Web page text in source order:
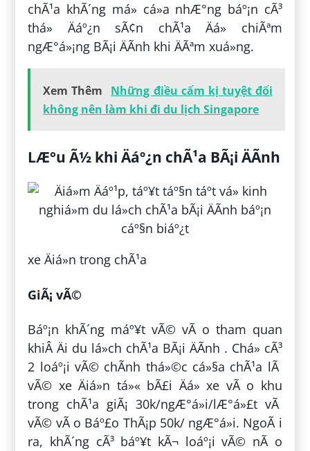
chÃ¹a khÃ´ng má» cá»­a nhÆ°ng báº¡n cÃ³
thá» Äáº¿n sÃ¢n chÃ¹a Äá» chiÃªm
ngÆ°á»¡ng BÃ¡i ÄÃ­nh khi ÄÃªm xuá»ng.
Xem Thêm
Những điều cấm kị tuyệt đối
không nên làm khi đi du lịch Singapore
LÆ°u Ã½ khi Äáº¿n chÃ¹a BÃ¡i ÄÃ­nh
xe Äiá»n trong chÃ¹a
GiÃ¡ vÃ©
Báº¡n khÃ´ng máº¥t vÃ© vÃ o tham quan
khiÂ Äi du lá»ch chÃ¹a BÃ¡i ÄÃ­nh . Chá» cÃ³
2 loáº¡i vÃ© chÃ­nh thá»©c cá»§a chÃ¹a lÃ
vÃ© xe Äiá»n tá»« bÃ£i Äá» xe vÃ o khu
trong chÃ¹a giÃ¡ 30k/ngÆ°á»i/lÆ°á»£t vÃ
vÃ© vÃ o Báº£o ThÃ¡p 50k/ ngÆ°á»i. NgoÃ i
ra, khÃ´ng cÃ³ báº¥t kÃ¬ loáº¡i vÃ© nÃ o